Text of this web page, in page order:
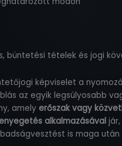
büntetési tételek és jogi
képviselet a
az egyik legsúlyosabb
amely erőszak vagy
alkalmazásával
is maga után